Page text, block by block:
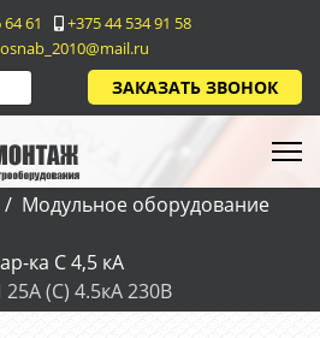
61
+375 44 534 91 58
ЗАКАЗАТЬ ЗВОНОК
Модульное оборудование
ка С 4,5 кА
(C) 4.5кА 230В